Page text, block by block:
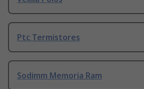
Ptc Termistores
Sodimm Memoria Ram